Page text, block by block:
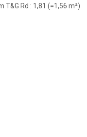
Rd : 1,81 (=1,56 m²)